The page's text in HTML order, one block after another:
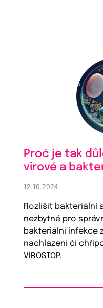
Proč je tak
virové a
12.10.2024
Rozlišit bakteriální
nezbytné pro
bakteriální infekce
nachlazení či
VIROSTOP.